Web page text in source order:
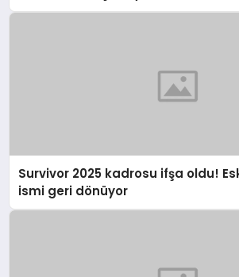
Survivor 2025 kadrosu ifşa oldu!
ismi geri dönüyor